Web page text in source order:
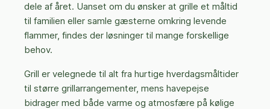
dele af året. Uanset om du ønsker at grille et måltid
til familien eller samle gæsterne omkring levende
flammer, findes der løsninger til mange forskellige
behov.
Grill er velegnede til alt fra hurtige hverdagsmåltider
til større grillarrangementer, mens havepejse
bidrager med både varme og atmosfære på kølige